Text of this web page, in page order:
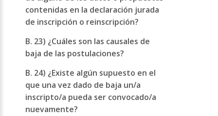
contenidas en la declaración jurada
de inscripción o reinscripción?
B. 23) ¿Cuáles son las causales de
baja de las postulaciones?
B. 24) ¿Existe algún supuesto en el
que una vez dado de baja un/a
inscripto/a pueda ser convocado/a
nuevamente?